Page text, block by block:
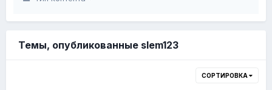
Темы, опубликованные slem123
СОРТИРОВКА